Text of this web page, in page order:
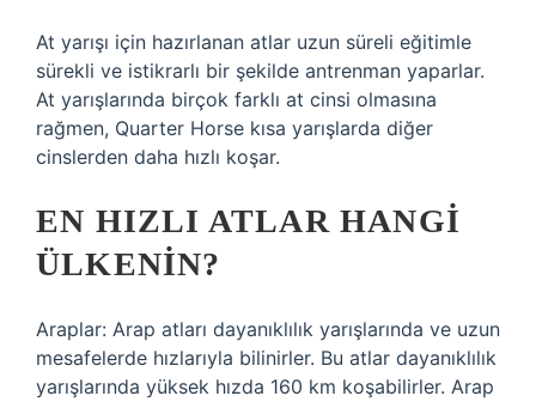
At yarışı için hazırlanan atlar uzun süreli eğitimle
sürekli ve istikrarlı bir şekilde antrenman yaparlar.
At yarışlarında birçok farklı at cinsi olmasına
rağmen, Quarter Horse kısa yarışlarda diğer
cinslerden daha hızlı koşar.
EN HIZLI ATLAR HANGI
ÜLKENIN?
Araplar: Arap atları dayanıklılık yarışlarında ve uzun
mesafelerde hızlarıyla bilinirler. Bu atlar dayanıklılık
yarışlarında yüksek hızda 160 km koşabilirler. Arap